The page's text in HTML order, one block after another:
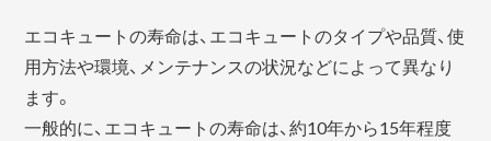
エコキュートの寿命は、エコキュートのタイプや品質、使
用方法や環境、メンテナンスの状況などによって異なり
ます。
一般的に、エコキュートの寿命は、約10年から15年程度